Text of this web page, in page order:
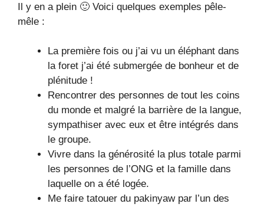
Il y en a plein 🙂 Voici quelques exemples pêle-
mêle :
La première fois ou j’ai vu un éléphant dans
la foret j’ai été submergée de bonheur et de
plénitude !
Rencontrer des personnes de tout les coins
du monde et malgré la barrière de la langue,
sympathiser avec eux et être intégrés dans
le groupe.
Vivre dans la générosité la plus totale parmi
les personnes de l’ONG et la famille dans
laquelle on a été logée.
Me faire tatouer du pakinyaw par l’un des